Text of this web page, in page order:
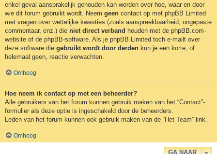
enkel geval aansprakelijk gehouden kan worden over hoe, waar en door
wie dit forum gebruikt wordt. Neem geen contact op met phpBB Limited
met vragen over wettelijke kwesties (zoals aanspreekbaarheid, ongepaste
commentaar, enz.) die niet direct verband houden met de phpBB.com-
website of de phpBB-software. Als je phpBB Limited toch e-mailt over
deze software die gebruikt wordt door derden kun je een korte, of
helemaal geen, reactie verwachten.
Omhoog
Hoe neem ik contact op met een beheerder?
Alle gebruikers van het forum kunnen gebruik maken van het “Contact”-
formulier als deze optie is ingeschakeld door de beheerders.
Leden van het forum kunnen ook gebruik maken van de “Het Team”-link.
Omhoog
GA NAAR